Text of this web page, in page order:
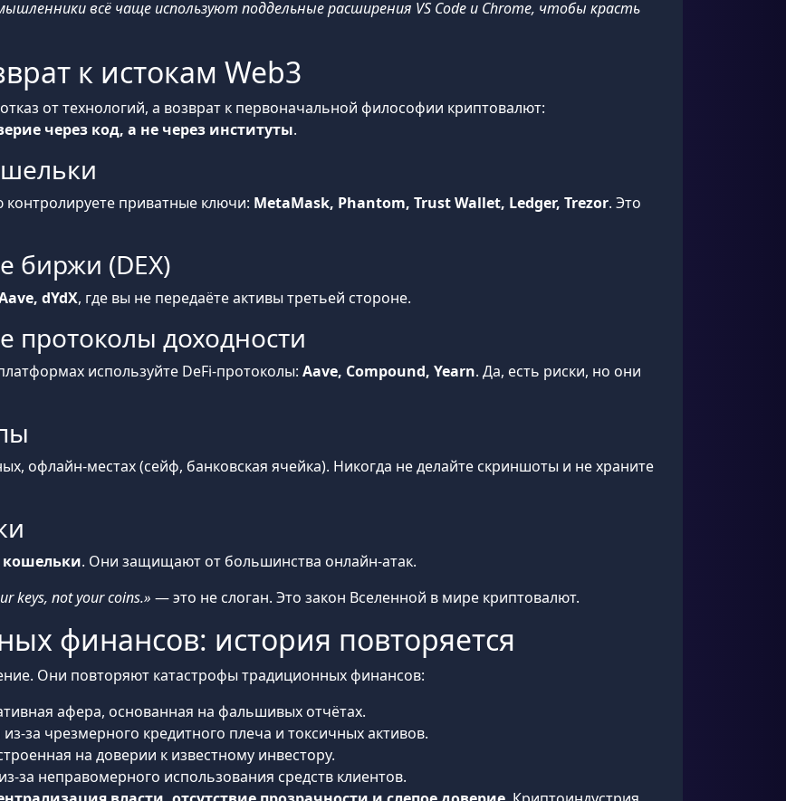
всё чаще используют поддельные расширения VS Code и Chrome, чтобы красть
к истокам Web3
от технологий, а возврат к первоначальной философии криптовалют:
через код, а не через институты.
приватные ключи: MetaMask, Phantom, Trust Wallet, Ledger, Trezor. Это
биржи (DEX)
dYdX, где вы не передаёте активы третьей стороне.
протоколы доходности
используйте DeFi-протоколы: Aave, Compound, Yearn. Да, есть риски, но они
офлайн-местах (сейф, банковская ячейка). Никогда не делайте скриншоты и не храните
кошельки. Они защищают от большинства онлайн-атак.
keys, not your coins.» — это не слоган. Это закон Вселенной в мире криптовалют.
финансов: история повторяется
Они повторяют катастрофы традиционных финансов:
афера, основанная на фальшивых отчётах.
за чрезмерного кредитного плеча и токсичных активов.
на доверии к известному инвестору.
за неправомерного использования средств клиентов.